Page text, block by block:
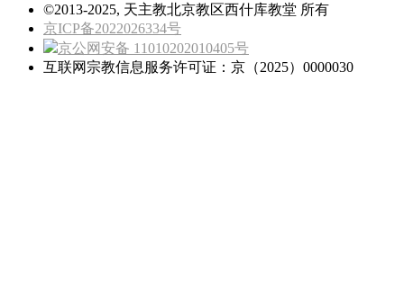
©2013-2025, 天主教北京教区西什库教堂 所有
京ICP备2022026334号
京公网安备 11010202010405号
互联网宗教信息服务许可证：京（2025）0000030